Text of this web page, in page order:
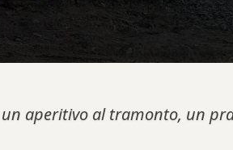
aperitivo al tramonto, un